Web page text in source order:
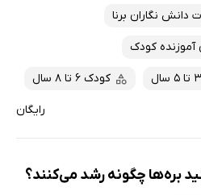
دانش نگاران برنا
آموزنده کودک
کودک 6 تا 8 سال
رایگان
بره‌ها چگونه رشد می‌کنند؟